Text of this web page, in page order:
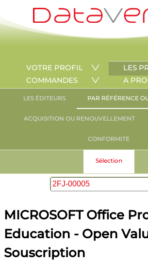
VOTRE PROFIL
LES
COMMANDES
A
LES ÉDITEURS PAR RÉFÉRENCE
ACQUISITION OU RENOUVELLEMENT
CONFORMITÉ
Sélection
MICROSOFT Office
Education - Open
Souscription